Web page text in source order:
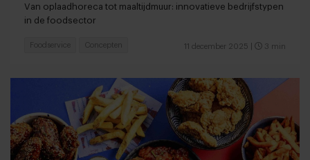
Van oplaadhoreca tot maaltijdmuur: innovatieve bedrijfstypen
in de foodsector
11 december 2025 3 min
Foodservice Concepten